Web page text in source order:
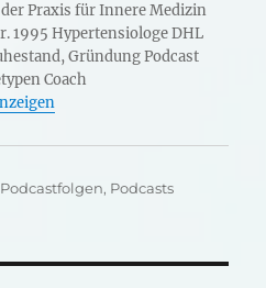
Praxis für Innere Medizin
1995 Hypertensiologe DHL
Gründung Podcast
Coach
Kategorien
Podcastfolgen, Podcasts